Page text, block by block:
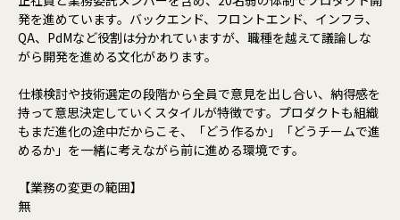
発を進めています。バックエンド、フロントエンド、インフラ、
QA、PdMなど役割は分かれていますが、職種を越えて議論しな
がら開発を進める文化があります。
仕様検討や技術選定の段階から全員で意見を出し合い、納得感を
持って意思決定していくスタイルが特徴です。プロダクトも組織
もまだ進化の途中だからこそ、「どう作るか」「どうチームで進
めるか」を一緒に考えながら前に進める環境です。
【業務の変更の範囲】
無